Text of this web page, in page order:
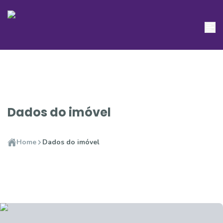
Dados do imóvel
Home Dados do imóvel